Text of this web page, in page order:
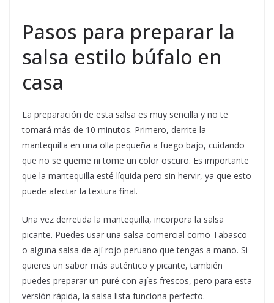
Pasos para preparar la
salsa estilo búfalo en
casa
La preparación de esta salsa es muy sencilla y no te
tomará más de 10 minutos. Primero, derrite la
mantequilla en una olla pequeña a fuego bajo, cuidando
que no se queme ni tome un color oscuro. Es importante
que la mantequilla esté líquida pero sin hervir, ya que esto
puede afectar la textura final.
Una vez derretida la mantequilla, incorpora la salsa
picante. Puedes usar una salsa comercial como Tabasco
o alguna salsa de ají rojo peruano que tengas a mano. Si
quieres un sabor más auténtico y picante, también
puedes preparar un puré con ajíes frescos, pero para esta
versión rápida, la salsa lista funciona perfecto.